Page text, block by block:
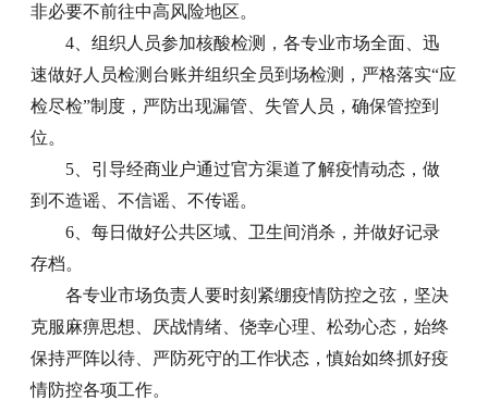
非必要不前往中高风险地区。
4、组织人员参加核酸检测，各专业市场全面、迅
速做好人员检测台账并组织全员到场检测，严格落实“应
检尽检”制度，严防出现漏管、失管人员，确保管控到
位。
5、引导经商业户通过官方渠道了解疫情动态，做
到不造谣、不信谣、不传谣。
6、每日做好公共区域、卫生间消杀，并做好记录
存档。
各专业市场负责人要时刻紧绷疫情防控之弦，坚决
克服麻痹思想、厌战情绪、侥幸心理、松劲心态，始终
保持严阵以待、严防死守的工作状态，慎始如终抓好疫
情防控各项工作。